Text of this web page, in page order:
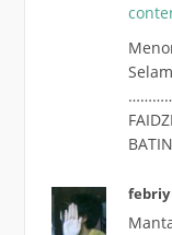
febriy